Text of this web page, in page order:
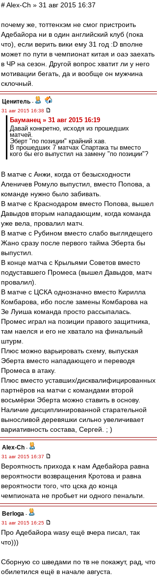
# Alex-Ch » 31 авг 2015 16:37
почему же, тоттенхэм не смог пристроить
Адебайора ни в один английский клуб (пока
что), если верить вики ему 31 год :D вполне
может по пути в чемпионат китая и оаэ заехать
в ЧР на сезон. Другой вопрос хватит ли у него
мотивации бегать, да и вообще он мужчина
склочный.
Ценитель -
31 авг 2015 16:38
Бауманец » 31 авг 2015 16:19
Давай конкретно, исходя из прошедших
матчей.
Эберт "по позиции" крайний хав.
В прошедших 7 матчах Спартака ты вместо
кого бы его выпустил на замену "по позиции"?
В матче с Анжи, когда от безысходности
Аленичев Ромуло выпустил, вместо Попова, а
команде нужно было забивать.
В матче с Краснодаром вместо Попова, вышел
Давыдов вторым нападающим, когда команда
уже вела, провалил матч.
В матче с Рубином вместо слабо выглядещего
Жано сразу после первого тайма Эберта бы
выпустил.
В конце матча с Крыльями Советов вместо
подуставшего Промеса (вышел Давыдов, матч
провалил).
В матче с ЦСКА однозначно вместо Кирилла
Комбарова, ибо после замены Комбарова на
Зе Луиша команда просто рассыпалась.
Промес играл на позиции правого защитника,
там наелся и его не хватало на финальный
штурм.
Плюс можно варьировать схему, выпуская
Эберта вместо нападающего и переводя
Промеса в атаку.
Плюс вместо уставших/дисквалифицированных
партнёров на матчи с командами второй
восьмёрки Эберта можно ставить в основу.
Наличие дисциплинированной старательной
выносливой деревяшки сильно увеличивает
вариативность состава, Сергей. ; )
Alex-Ch -
31 авг 2015 16:37
Вероятность прихода к нам Адебайора равна
вероятности возвращения Кротова и равна
вероятности того, что цска до конца
чемпионата не пробьет ни одного пенальти.
Berloga -
31 авг 2015 16:25
Про Адебайора wasy ещё вчера писал, так
что)))
Сборную со шведами по тв не покажут, рад, что
обилетился ещё в начале августа.